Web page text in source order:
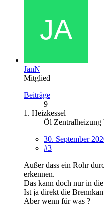
JanN
Mitglied
Beiträge
9
1. Heizkessel
Öl Zentralheizung
30. September
#3
Außer dass ein Rohr
erkennen.
Das kann doch nur in die
Ist ja direkt die
Aber wenn für was ?